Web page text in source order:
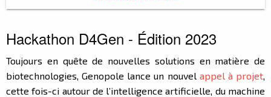
Hackathon D4Gen - Édition 2023
Toujours en quête de nouvelles solutions en matière de
biotechnologies, Genopole lance un nouvel appel à projet
cette fois-ci autour de l’intelligence artificielle, du machine